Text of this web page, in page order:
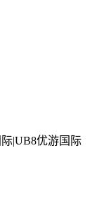
|UB8优游国际